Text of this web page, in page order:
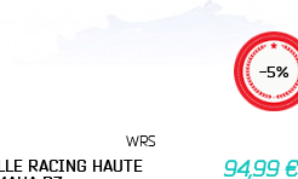
-5%
WRS
RACING HAUTE
94,99 €